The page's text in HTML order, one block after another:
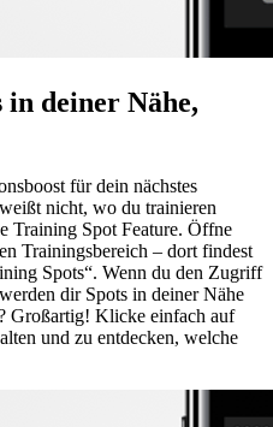
deiner Nähe,
für dein nächstes
nicht, wo du trainieren
Training Spot Feature. Öffne
Trainingsbereich – dort findest
Spots“. Wenn du den Zugriff
dir Spots in deiner Nähe
Großartig! Klicke einfach auf
und zu entdecken, welche